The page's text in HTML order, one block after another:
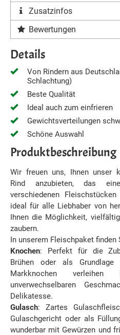
Zusatzinfos
Bewertungen
Details
Von Rindern aus
Schlachtung)
Beste Qualität
Ideal auch zum einfrieren
Gewichtsverteilungen
Schöne Auswahl
Produktbeschreibung
Wir freuen uns, Ihnen unser
Rind anzubieten, das
verschiedenen
ideal für alle Liebhaber von
Ihnen die Möglichkeit,
zaubern.
In unserem Fleischpaket finden
Knochen: Perfekt für die
Brühen oder als
Markknochen
unverwechselbaren
Delikatesse.
Gulasch: Zartes
Gulaschgericht oder als
wunderbar mit Gewürzen und